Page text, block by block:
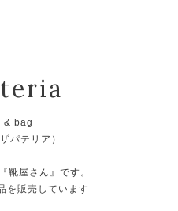
& bag
パテリア）
靴屋さん』です。
を販売しています